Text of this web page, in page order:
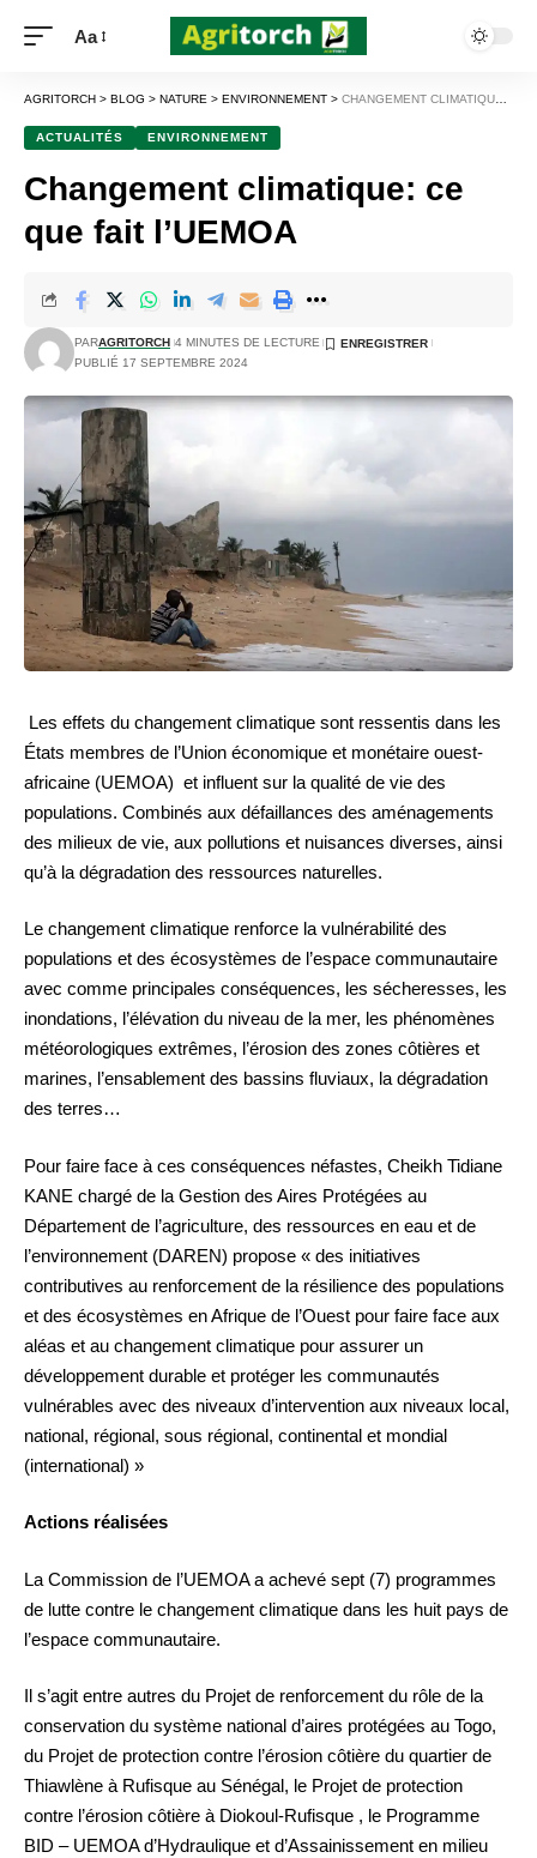
Aa
AGRITORCH > BLOG > NATURE > ENVIRONNEMENT > CHANGEMENT CLIMATIQUE: CE QUE FAIT L’UEMOA
ACTUALITÉS ENVIRONNEMENT
Changement climatique: ce
que fait l’UEMOA
PARAGRITORCH 4 MINUTES DE LECTURE
PUBLIÉ 17 SEPTEMBRE 2024
Les effets du changement climatique sont ressentis dans les
États membres de l’Union économique et monétaire ouest-
africaine (UEMOA) et influent sur la qualité de vie des
populations. Combinés aux défaillances des aménagements
des milieux de vie, aux pollutions et nuisances diverses, ainsi
qu’à la dégradation des ressources naturelles.
Le changement climatique renforce la vulnérabilité des
populations et des écosystèmes de l’espace communautaire
avec comme principales conséquences, les sécheresses, les
inondations, l’élévation du niveau de la mer, les phénomènes
météorologiques extrêmes, l’érosion des zones côtières et
marines, l’ensablement des bassins fluviaux, la dégradation
des terres…
Pour faire face à ces conséquences néfastes, Cheikh Tidiane
KANE chargé de la Gestion des Aires Protégées au
Département de l’agriculture, des ressources en eau et de
l’environnement (DAREN) propose « des initiatives
contributives au renforcement de la résilience des populations
et des écosystèmes en Afrique de l’Ouest pour faire face aux
aléas et au changement climatique pour assurer un
développement durable et protéger les communautés
vulnérables avec des niveaux d’intervention aux niveaux local,
national, régional, sous régional, continental et mondial
(international) »
Actions réalisées
La Commission de l’UEMOA a achevé sept (7) programmes
de lutte contre le changement climatique dans les huit pays de
l’espace communautaire.
Il s’agit entre autres du Projet de renforcement du rôle de la
conservation du système national d’aires protégées au Togo,
du Projet de protection contre l’érosion côtière du quartier de
Thiawlène à Rufisque au Sénégal, le Projet de protection
contre l’érosion côtière à Diokoul-Rufisque , le Programme
BID – UEMOA d’Hydraulique et d’Assainissement en milieu